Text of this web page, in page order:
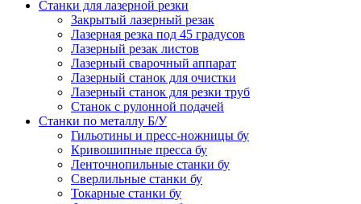
Станки для лазерной резки
Закрытый лазерный резак
Лазерная резка под 45 градусов
Лазерный резак листов
Лазерный сварочный аппарат
Лазерный станок для очистки
Лазерный станок для резки труб
Станок с рулонной подачей
Станки по металлу Б/У
Гильотины и пресс-ножницы бу
Кривошипные пресса бу
Ленточнопильные станки бу
Сверлильные станки бу
Токарные станки бу